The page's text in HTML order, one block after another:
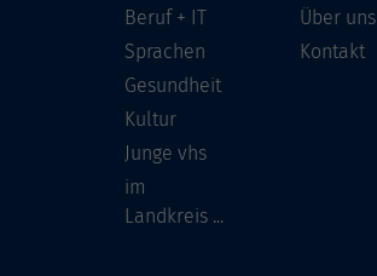
Beruf + IT
Sprachen
Gesundheit
Kultur
Junge vhs
im
Landkreis ...
Über uns
Kontakt